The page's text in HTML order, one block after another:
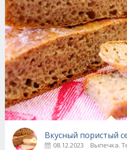
Вкусный пористый
08.12.2023 Выпечка.